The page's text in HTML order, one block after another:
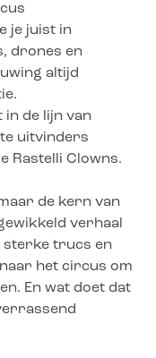
je juist in
drones en
altijd
in de lijn van
uitvinders
Rastelli Clowns.
de kern van
verhaal
sterke trucs en
het circus om
En wat doet dat